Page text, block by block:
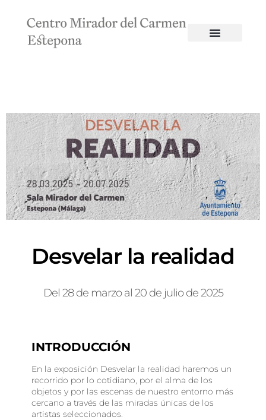
Desvelar la realidad
Del 28 de marzo al 20 de julio de 2025
INTRODUCCIÓN
En la exposición Desvelar la realidad haremos un
recorrido por lo cotidiano, por el alma de los
objetos y por las escenas de nuestro entorno más
cercano a través de las miradas únicas de los
artistas seleccionados.